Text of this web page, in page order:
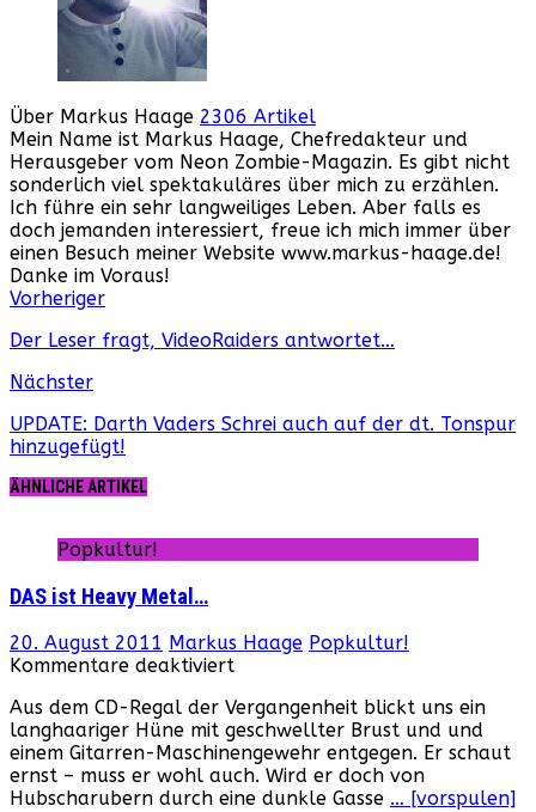
Über Markus Haage 2306 Artikel
Mein Name ist Markus Haage, Chefredakteur und
Herausgeber vom Neon Zombie-Magazin. Es gibt nicht
sonderlich viel spektakuläres über mich zu erzählen.
Ich führe ein sehr langweiliges Leben. Aber falls es
doch jemanden interessiert, freue ich mich immer über
einen Besuch meiner Website www.markus-haage.de!
Danke im Voraus!
Webseite
Facebook
Instagram
YouTube
Vorheriger
Der Leser fragt, VideoRaiders antwortet…
Nächster
UPDATE: Darth Vaders Schrei auch auf der dt. Tonspur
hinzugefügt!
ÄHNLICHE ARTIKEL
Popkultur!
DAS ist Heavy Metal…
20. August 2011 Markus Haage Popkultur!
Kommentare deaktiviertfür
ist
Heavy
Metal…
Aus dem CD-Regal der Vergangenheit blickt uns ein
langhaariger Hüne mit geschwellter Brust und und
einem Gitarren-Maschinengewehr entgegen. Er schaut
ernst – muss er wohl auch. Wird er doch von
Hubscharubern durch eine dunkle Gasse … [vorspulen]